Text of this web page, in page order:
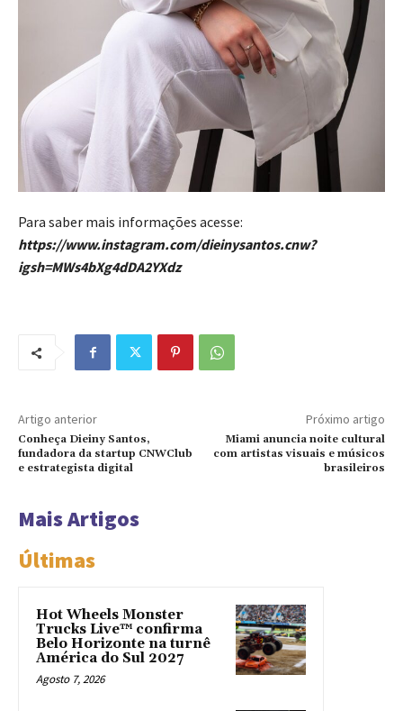
Para saber mais informações acesse:
https://www.instagram.com/dieinysantos.cnw?
igsh=MWs4bXg4dDA2YXdz
Artigo anterior
Conheça Dieiny Santos,
fundadora da startup CNWClub
e estrategista digital
Próximo artigo
Miami anuncia noite cultural
com artistas visuais e músicos
brasileiros
Mais Artigos
Últimas
Hot Wheels Monster
Trucks Live™ confirma
Belo Horizonte na turnê
América do Sul 2027
Agosto 7, 2026